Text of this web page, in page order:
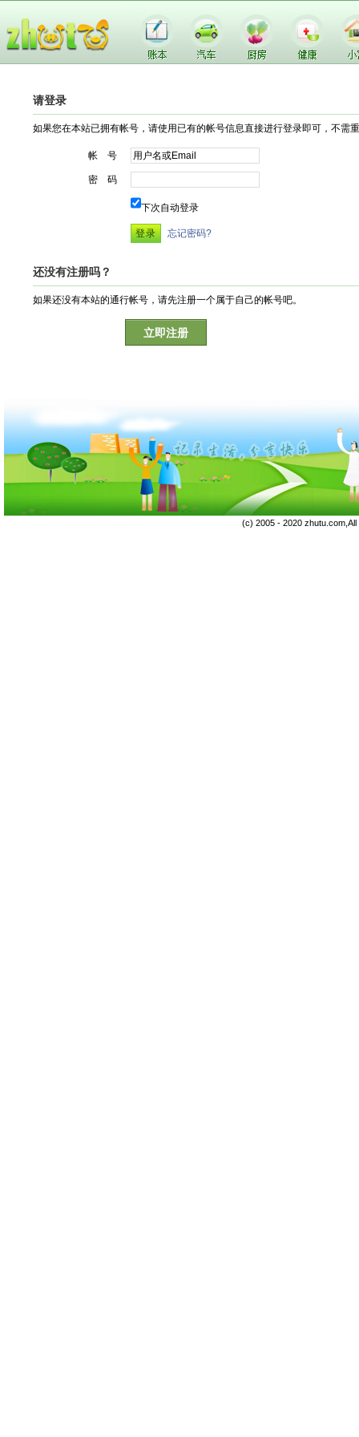
请登录
如果您在本站已拥有帐号，请使用已有的帐号信息直接进行登录即可，不需
帐 号
密 码
下次自动登录
忘记密码?
还没有注册吗？
如果还没有本站的通行帐号，请先注册一个属于自己的帐号吧。
立即注册
(c) 2005 - 2020